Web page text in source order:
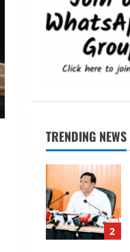
TRENDING NEWS
1
2
3